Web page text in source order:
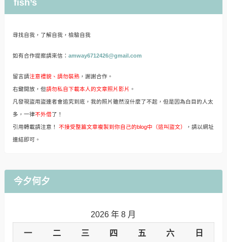
fish’s
尋找自我，了解自我，檢驗自我
如有合作提案請來信： amway6712426@gmail.com
留言請注意禮貌、請勿裝熟，謝謝合作。
右鍵開放，但請勿私自下載本人的文章照片影片 。
凡發現盜用盜連者會追究到底，我的照片雖然沒什麼了不起，但是因為白目的人太
多，一律不外借了！
引用轉載請注意！ 不接受整篇文章複製到你自己的blog中（這叫盜文） ，請以網址
連結即可。
今夕何夕
2026 年 8 月
一 二 三 四 五 六 日